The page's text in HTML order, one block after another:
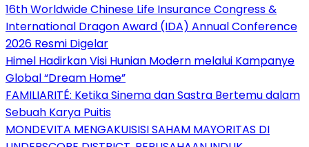
16th Worldwide Chinese Life Insurance Congress &
International Dragon Award (IDA) Annual Conference
2026 Resmi Digelar
Himel Hadirkan Visi Hunian Modern melalui Kampanye
Global “Dream Home”
FAMILIARITÉ: Ketika Sinema dan Sastra Bertemu dalam
Sebuah Karya Puitis
MONDEVITA MENGAKUISISI SAHAM MAYORITAS DI